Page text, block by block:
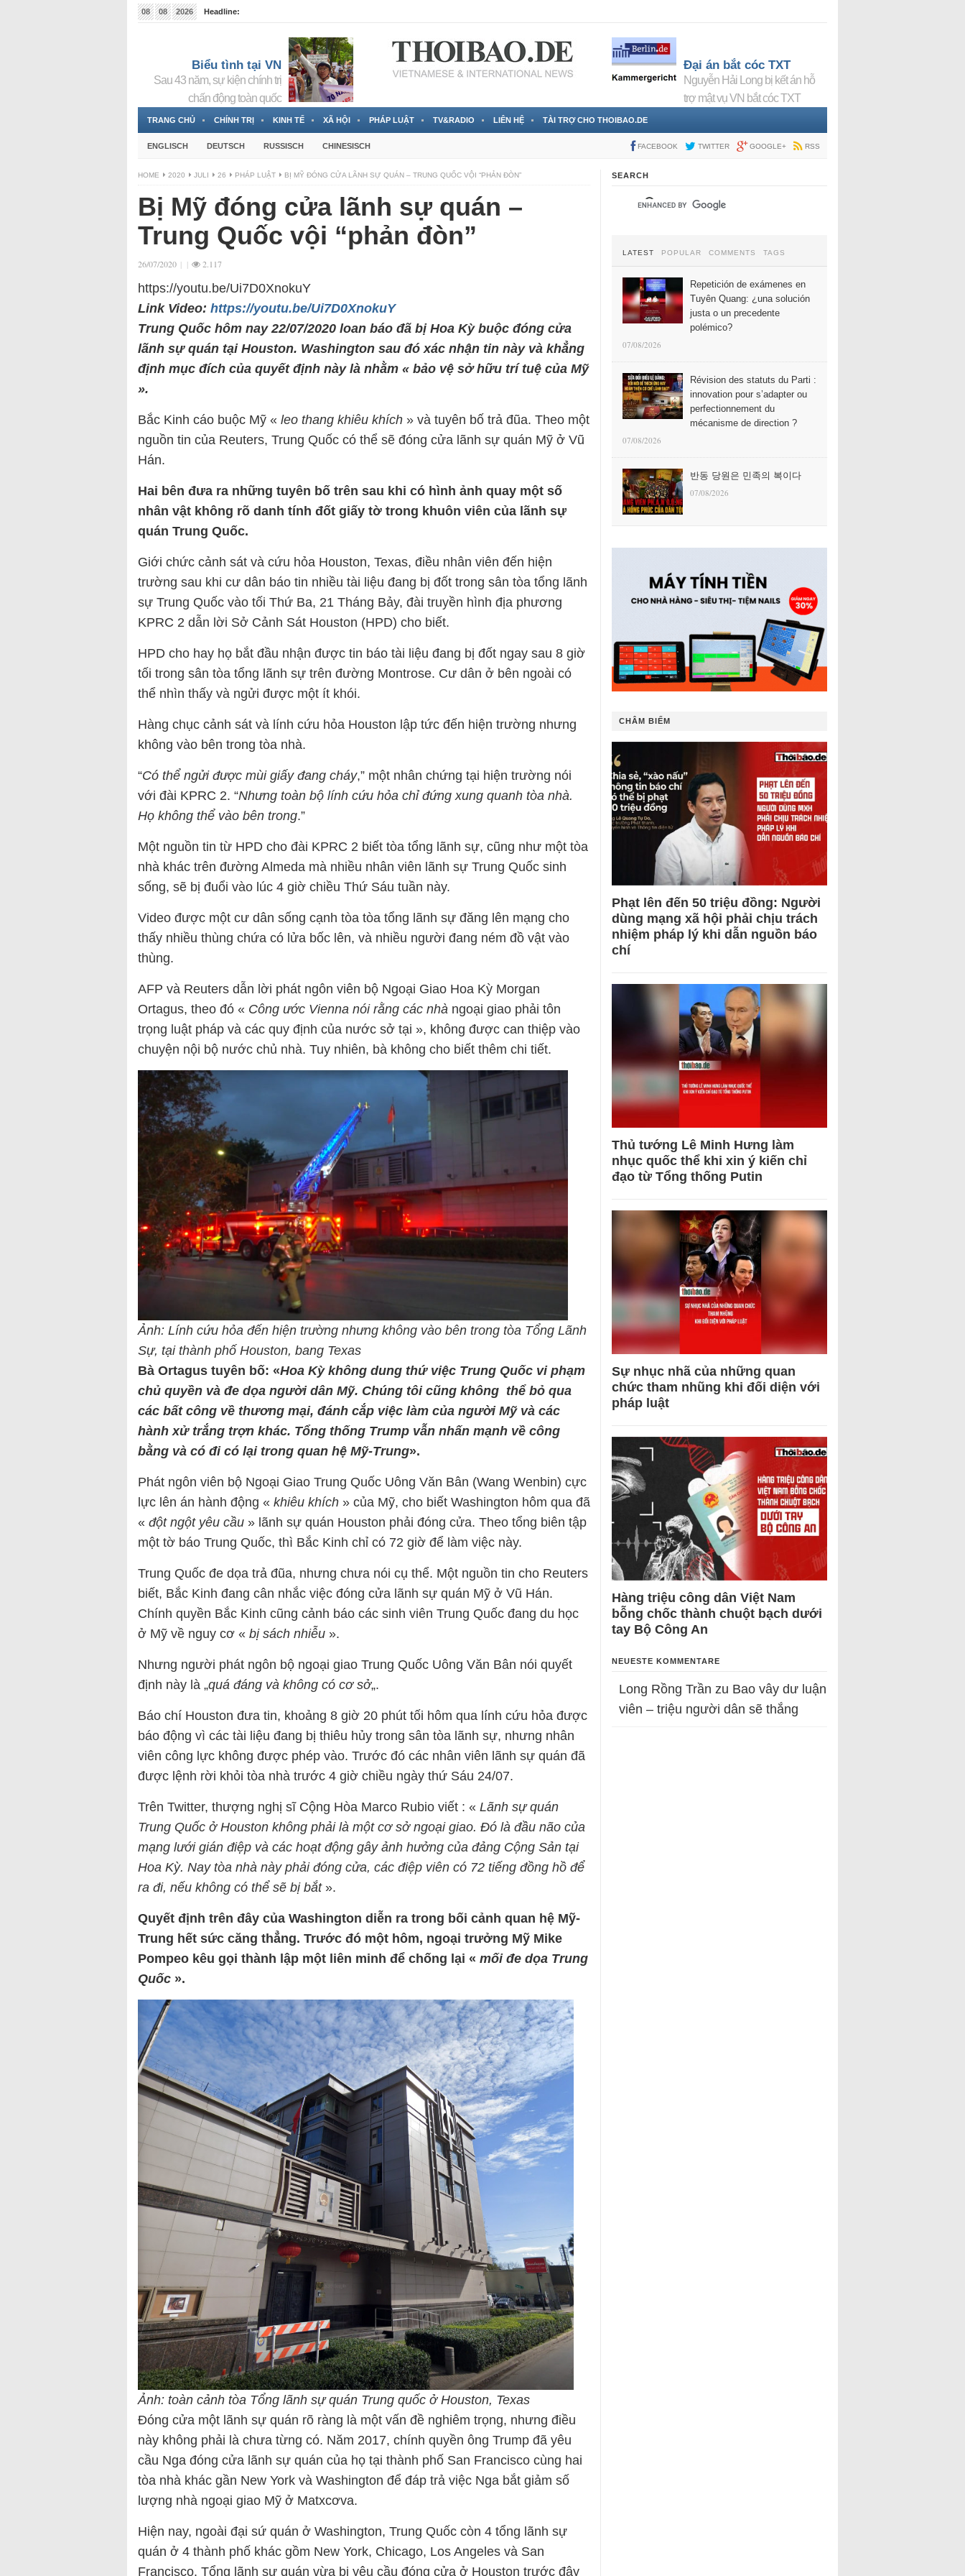
08 08 2026
Headline:
Biểu tình tại VN
Sau 43 năm, sự kiện chính trị
chấn động toàn quốc
Đại án bắt cóc TXT
Nguyễn Hải Long bị kết án hỗ
trợ mật vụ VN bắt cóc TXT
TRANG CHỦ CHÍNH TRỊ KINH TẾ XÃ HỘI PHÁP LUẬT TV&RADIO LIÊN HỆ TÀI TRỢ CHO THOIBAO.DE
ENGLISCH DEUTSCH RUSSISCH CHINESISCH FACEBOOK TWITTER GOOGLE+ RSS
HOME 2020 JULI 26 PHÁP LUẬT BỊ MỸ ĐÓNG CỬA LÃNH SỰ QUÁN – TRUNG QUỐC VỘI “PHẢN ĐÒN”
Bị Mỹ đóng cửa lãnh sự quán –
Trung Quốc vội “phản đòn”
26/07/2020 | | 2.117
https://youtu.be/Ui7D0XnokuY
Link Video: https://youtu.be/Ui7D0XnokuY
Trung Quốc hôm nay 22/07/2020 loan báo đã bị Hoa Kỳ buộc đóng cửa
lãnh sự quán tại Houston. Washington sau đó xác nhận tin này và khẳng
định mục đích của quyết định này là nhằm « bảo vệ sở hữu trí tuệ của Mỹ
».
Bắc Kinh cáo buộc Mỹ « leo thang khiêu khích » và tuyên bố trả đũa. Theo một
nguồn tin của Reuters, Trung Quốc có thể sẽ đóng cửa lãnh sự quán Mỹ ở Vũ
Hán.
Hai bên đưa ra những tuyên bố trên sau khi có hình ảnh quay một số
nhân vật không rõ danh tính đốt giấy tờ trong khuôn viên của lãnh sự
quán Trung Quốc.
Giới chức cảnh sát và cứu hỏa Houston, Texas, điều nhân viên đến hiện
trường sau khi cư dân báo tin nhiều tài liệu đang bị đốt trong sân tòa tổng lãnh
sự Trung Quốc vào tối Thứ Ba, 21 Tháng Bảy, đài truyền hình địa phương
KPRC 2 dẫn lời Sở Cảnh Sát Houston (HPD) cho biết.
HPD cho hay họ bắt đầu nhận được tin báo tài liệu đang bị đốt ngay sau 8 giờ
tối trong sân tòa tổng lãnh sự trên đường Montrose. Cư dân ở bên ngoài có
thể nhìn thấy và ngửi được một ít khói.
Hàng chục cảnh sát và lính cứu hỏa Houston lập tức đến hiện trường nhưng
không vào bên trong tòa nhà.
“Có thể ngửi được mùi giấy đang cháy,” một nhân chứng tại hiện trường nói
với đài KPRC 2. “Nhưng toàn bộ lính cứu hỏa chỉ đứng xung quanh tòa nhà.
Họ không thể vào bên trong.”
Một nguồn tin từ HPD cho đài KPRC 2 biết tòa tổng lãnh sự, cũng như một tòa
nhà khác trên đường Almeda mà nhiều nhân viên lãnh sự Trung Quốc sinh
sống, sẽ bị đuổi vào lúc 4 giờ chiều Thứ Sáu tuần này.
Video được một cư dân sống cạnh tòa tòa tổng lãnh sự đăng lên mạng cho
thấy nhiều thùng chứa có lửa bốc lên, và nhiều người đang ném đồ vật vào
thùng.
AFP và Reuters dẫn lời phát ngôn viên bộ Ngoại Giao Hoa Kỳ Morgan
Ortagus, theo đó « Công ước Vienna nói rằng các nhà ngoại giao phải tôn
trọng luật pháp và các quy định của nước sở tại », không được can thiệp vào
chuyện nội bộ nước chủ nhà. Tuy nhiên, bà không cho biết thêm chi tiết.
Ảnh: Lính cứu hỏa đến hiện trường nhưng không vào bên trong tòa Tổng Lãnh
Sự, tại thành phố Houston, bang Texas
Bà Ortagus tuyên bố: «Hoa Kỳ không dung thứ việc Trung Quốc vi phạm
chủ quyền và đe dọa người dân Mỹ. Chúng tôi cũng không thể bỏ qua
các bất công về thương mại, đánh cắp việc làm của người Mỹ và các
hành xử trắng trợn khác. Tổng thống Trump vẫn nhấn mạnh về công
bằng và có đi có lại trong quan hệ Mỹ-Trung».
Phát ngôn viên bộ Ngoại Giao Trung Quốc Uông Văn Bân (Wang Wenbin) cực
lực lên án hành động « khiêu khích » của Mỹ, cho biết Washington hôm qua đã
« đột ngột yêu cầu » lãnh sự quán Houston phải đóng cửa. Theo tổng biên tập
một tờ báo Trung Quốc, thì Bắc Kinh chỉ có 72 giờ để làm việc này.
Trung Quốc đe dọa trả đũa, nhưng chưa nói cụ thể. Một nguồn tin cho Reuters
biết, Bắc Kinh đang cân nhắc việc đóng cửa lãnh sự quán Mỹ ở Vũ Hán.
Chính quyền Bắc Kinh cũng cảnh báo các sinh viên Trung Quốc đang du học
ở Mỹ về nguy cơ « bị sách nhiễu ».
Nhưng người phát ngôn bộ ngoại giao Trung Quốc Uông Văn Bân nói quyết
định này là „quá đáng và không có cơ sở„.
Báo chí Houston đưa tin, khoảng 8 giờ 20 phút tối hôm qua lính cứu hỏa được
báo động vì các tài liệu đang bị thiêu hủy trong sân tòa lãnh sự, nhưng nhân
viên công lực không được phép vào. Trước đó các nhân viên lãnh sự quán đã
được lệnh rời khỏi tòa nhà trước 4 giờ chiều ngày thứ Sáu 24/07.
Trên Twitter, thượng nghị sĩ Cộng Hòa Marco Rubio viết : « Lãnh sự quán
Trung Quốc ở Houston không phải là một cơ sở ngoại giao. Đó là đầu não của
mạng lưới gián điệp và các hoạt động gây ảnh hưởng của đảng Cộng Sản tại
Hoa Kỳ. Nay tòa nhà này phải đóng cửa, các điệp viên có 72 tiếng đồng hồ để
ra đi, nếu không có thể sẽ bị bắt».
Quyết định trên đây của Washington diễn ra trong bối cảnh quan hệ Mỹ-
Trung hết sức căng thẳng. Trước đó một hôm, ngoại trưởng Mỹ Mike
Pompeo kêu gọi thành lập một liên minh để chống lại « mối đe dọa Trung
Quốc ».
Ảnh: toàn cảnh tòa Tổng lãnh sự quán Trung quốc ở Houston, Texas
Đóng cửa một lãnh sự quán rõ ràng là một vấn đề nghiêm trọng, nhưng điều
này không phải là chưa từng có. Năm 2017, chính quyền ông Trump đã yêu
cầu Nga đóng cửa lãnh sự quán của họ tại thành phố San Francisco cùng hai
tòa nhà khác gần New York và Washington để đáp trả việc Nga bắt giảm số
lượng nhà ngoại giao Mỹ ở Matxcơva.
Hiện nay, ngoài đại sứ quán ở Washington, Trung Quốc còn 4 tổng lãnh sự
quán ở 4 thành phố khác gồm New York, Chicago, Los Angeles và San
Francisco. Tổng lãnh sự quán vừa bị yêu cầu đóng cửa ở Houston trước đây
SEARCH
LATEST POPULAR COMMENTS TAGS
Repetición de exámenes en
Tuyên Quang: ¿una solución
justa o un precedente
polémico?
07/08/2026
Révision des statuts du Parti :
innovation pour s’adapter ou
perfectionnement du
mécanisme de direction ?
07/08/2026
반동 당원은 민족의 복이다
07/08/2026
CHÂM BIẾM
Phạt lên đến 50 triệu đồng: Người
dùng mạng xã hội phải chịu trách
nhiệm pháp lý khi dẫn nguồn báo
chí
Thủ tướng Lê Minh Hưng làm
nhục quốc thể khi xin ý kiến chỉ
đạo từ Tổng thống Putin
Sự nhục nhã của những quan
chức tham nhũng khi đối diện với
pháp luật
Hàng triệu công dân Việt Nam
bỗng chốc thành chuột bạch dưới
tay Bộ Công An
NEUESTE KOMMENTARE
Long Rồng Trần zu Bao vây dư luận
viên – triệu người dân sẽ thắng